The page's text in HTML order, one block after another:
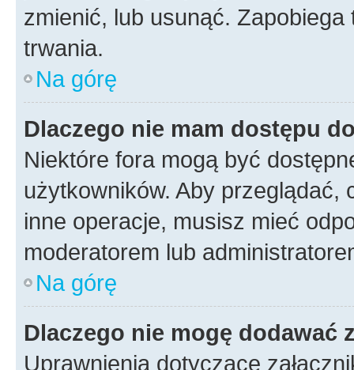
zmienić, lub usunąć.
trwania.
Na górę
Dlaczego nie mam dostępu
Niektóre fora mogą być
użytkowników. Aby
inne operacje, musisz mieć
moderatorem lub
Na górę
Dlaczego nie mogę dodawać
Uprawnienia dotyczące